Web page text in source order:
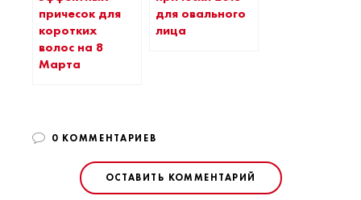
причесок для
коротких
волос на 8
Марта
для овального
лица
0 КОММЕНТАРИЕВ
ОСТАВИТЬ КОММЕНТАРИЙ